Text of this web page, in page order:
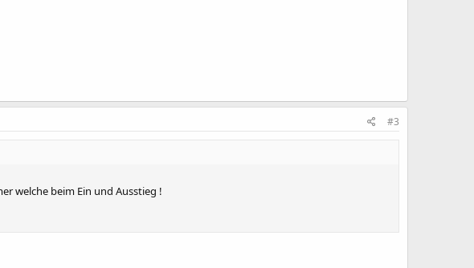
#3
welche beim Ein und Ausstieg !